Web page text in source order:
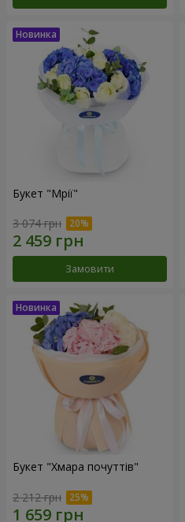
Букет "Мрії"
3 074 грн
Замовити
Букет "Хмара почуттів"
2 212 грн